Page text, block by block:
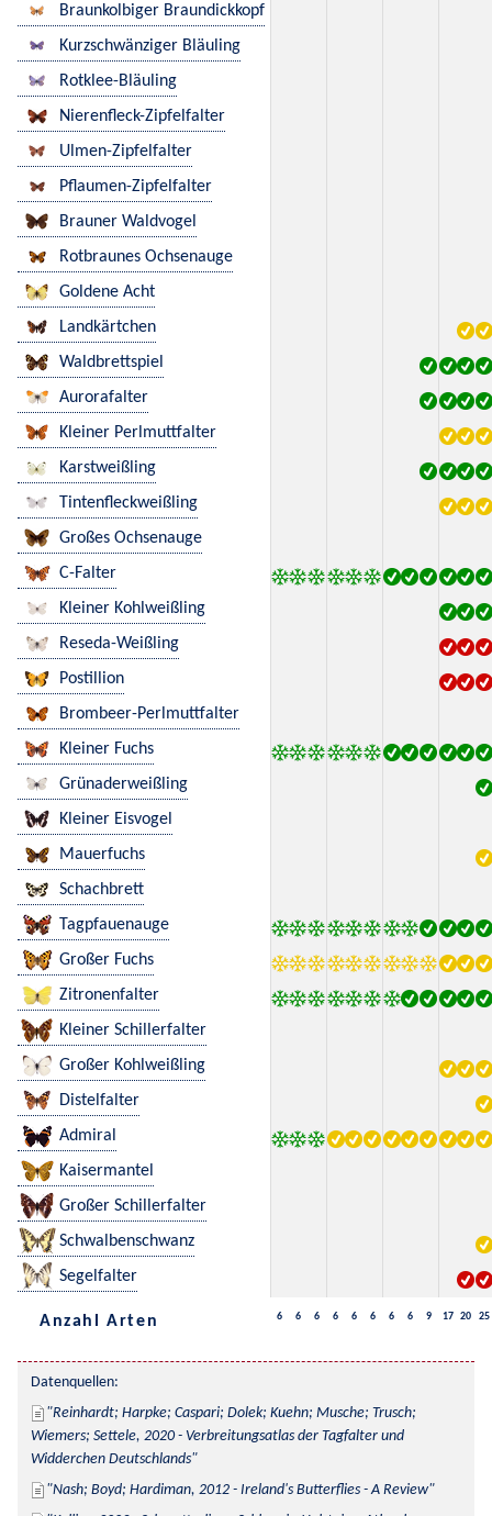
Braunkolbiger Braundickkopf
Kurzschwänziger Bläuling
Rotklee-Bläuling
Nierenfleck-Zipfelfalter
Ulmen-Zipfelfalter
Pflaumen-Zipfelfalter
Brauner Waldvogel
Rotbraunes Ochsenauge
Goldene Acht
Landkärtchen
Waldbrettspiel
Aurorafalter
Kleiner Perlmuttfalter
Karstweißling
Tintenfleckweißling
Großes Ochsenauge
C-Falter
Kleiner Kohlweißling
Reseda-Weißling
Postillion
Brombeer-Perlmuttfalter
Kleiner Fuchs
Grünaderweißling
Kleiner Eisvogel
Mauerfuchs
Schachbrett
Tagpfauenauge
Großer Fuchs
Zitronenfalter
Kleiner Schillerfalter
Großer Kohlweißling
Distelfalter
Admiral
Kaisermantel
Großer Schillerfalter
Schwalbenschwanz
Segelfalter
Anzahl Arten 6 6 6 6 6 6 6 6 9 17 20 25
Datenquellen:
Reinhardt; Harpke; Caspari; Dolek; Kuehn; Musche; Trusch;
Wiemers; Settele, 2020 - Verbreitungsatlas der Tagfalter und
Widderchen Deutschlands
Nash; Boyd; Hardiman, 2012 - Ireland's Butterflies - A Review